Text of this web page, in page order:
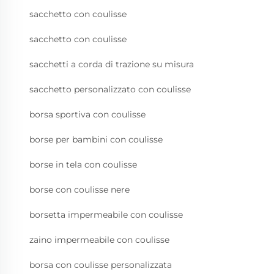
sacchetto con coulisse
sacchetto con coulisse
sacchetti a corda di trazione su misura
sacchetto personalizzato con coulisse
borsa sportiva con coulisse
borse per bambini con coulisse
borse in tela con coulisse
borse con coulisse nere
borsetta impermeabile con coulisse
zaino impermeabile con coulisse
borsa con coulisse personalizzata